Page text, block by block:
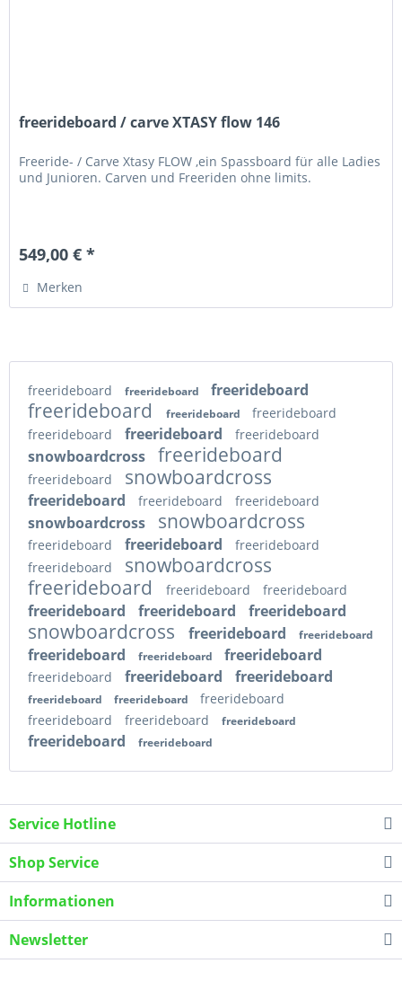
freerideboard / carve XTASY flow 146
Freeride- / Carve Xtasy FLOW ,ein Spassboard für alle Ladies
und Junioren. Carven und Freeriden ohne limits.
549,00 € *
Merken
freerideboard freerideboard freerideboard
freerideboard freerideboard
freerideboard
freerideboard
freerideboard freerideboard
snowboardcross freerideboard
freerideboard snowboardcross
freerideboard freerideboard freerideboard
snowboardcross snowboardcross
freerideboard freerideboard
freerideboard
freerideboard
snowboardcross
freerideboard
freerideboard freerideboard
freerideboard freerideboard freerideboard
snowboardcross freerideboard freerideboard
freerideboard freerideboard freerideboard
freerideboard freerideboard freerideboard
freerideboard freerideboard
freerideboard
freerideboard
freerideboard freerideboard
freerideboard freerideboard
Service Hotline
Shop Service
Informationen
Newsletter